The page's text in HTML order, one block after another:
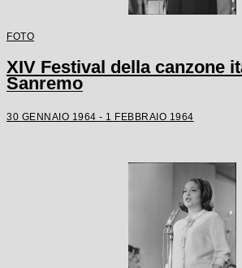
FOTO
XIV Festival della canzone
Sanremo
30 GENNAIO 1964 - 1 FEBBRAIO 1964